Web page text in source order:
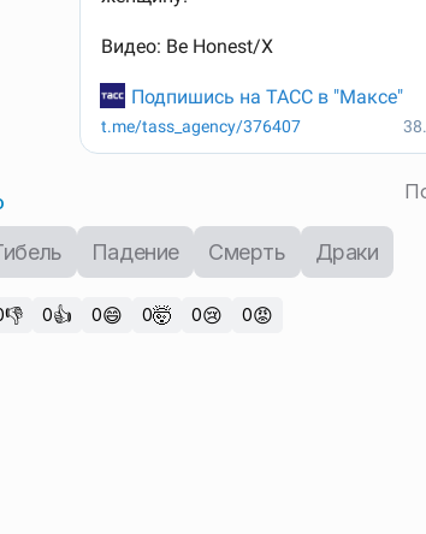
Падение Смерть Драки
👎 0👍 0😄 0🤯 0😢 0😡